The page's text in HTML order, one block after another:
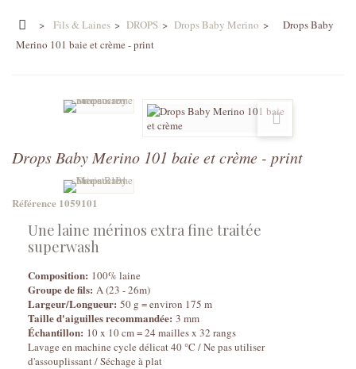
> Fils & Laines > DROPS > Drops Baby Merino >
Drops Baby
Merino 101 baie et crème - print
Drops Baby Merino 101 baie et crème - print
Référence 1059101
Une laine mérinos extra fine traitée
superwash
Composition: 100% laine
Groupe de fils: A (23 - 26m)
Largeur/Longueur: 50 g = environ 175 m
Taille d'aiguilles recommandée: 3 mm
Échantillon: 10 x 10 cm = 24 mailles x 32 rangs
Lavage en machine cycle délicat 40 °C / Ne pas utiliser
d'assouplissant / Séchage à plat